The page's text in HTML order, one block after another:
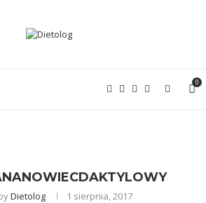
0
Dietolog 1 sierpnia, 2017